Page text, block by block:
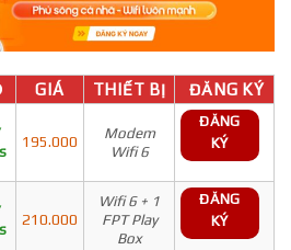
GIÁ THIẾT BỊ ĐĂNG KÝ
195.000
Modem
Wifi 6
ĐĂNG
KÝ
210.000
Wifi 6 + 1
FPT Play
Box
ĐĂNG
KÝ